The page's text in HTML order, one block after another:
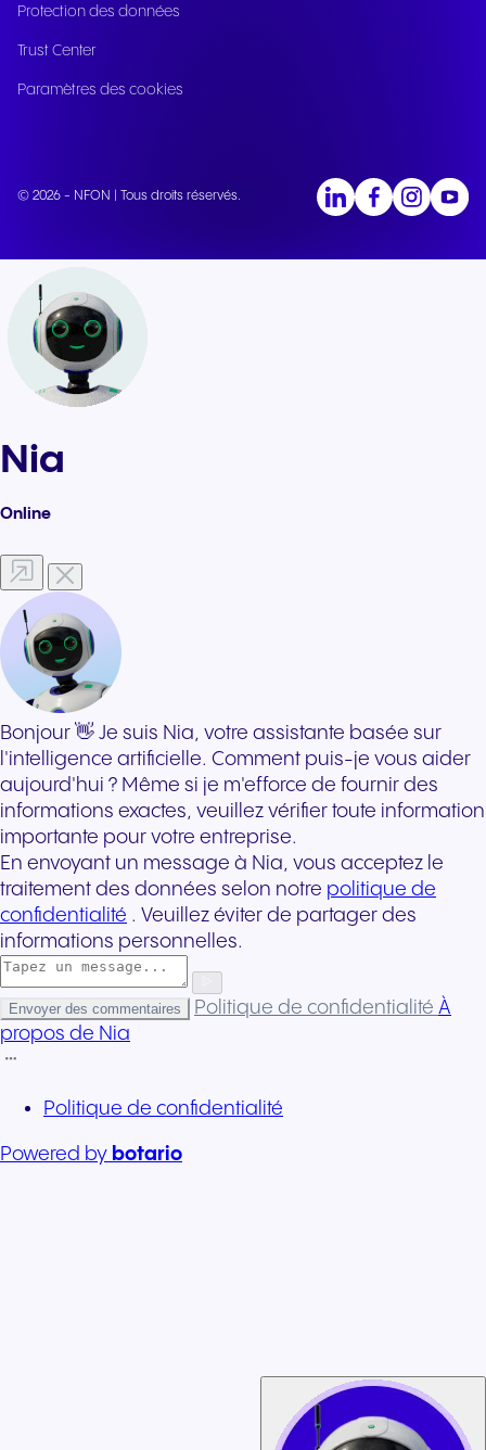
Protection des données
Trust Center
Paramètres des cookies
© 2026 - NFON | Tous droits réservés.